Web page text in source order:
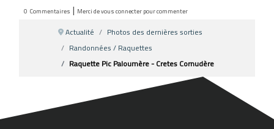
0 Commentaires | Merci de vous connecter pour commenter
Actualité
Photos des dernières sorties
Randonnées / Raquettes
Raquette Pic Paloumère - Cretes Cornudère